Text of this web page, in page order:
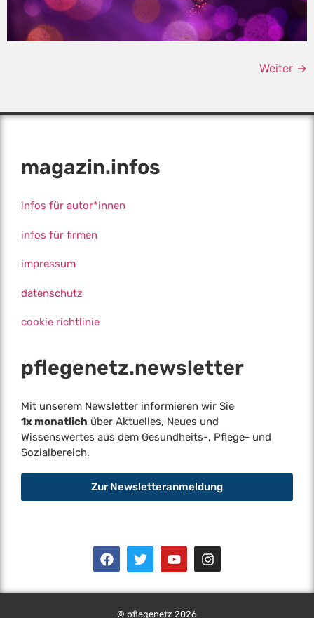
Weiter →
magazin.infos
infos für autor*innen
infos für firmen
impressum
datenschutz
cookie richtlinie
pflegenetz.­newsletter
Mit unserem Newsletter informieren wir Sie
1x monatlich über Aktuelles, Neues und
Wissenswertes aus dem Gesundheits-, Pflege- und
Sozialbereich.
Zur Newsletteranmeldung
© pflegenetz 2026